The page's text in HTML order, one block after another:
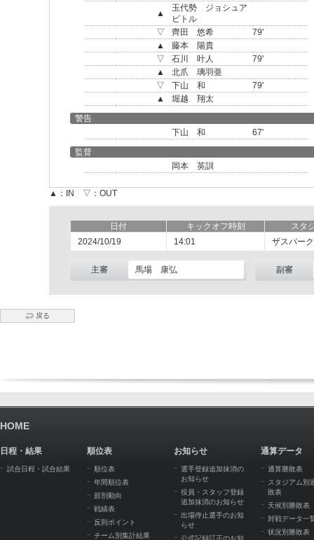
▲
玉代勢 ジョシュア
ビトル
▽
齊田 悠希
79'
▲
藤本 陽貴
▽
石川 叶人
79'
▲
北爪 璃羽亜
▽
下山 和
79'
▲
堀越 翔太
警告
下山 和
67'
監督
岡本 英訓
▲：IN ▽：OUT
日付 キックオフ時刻
スタ
2024/10/19
14:01 ザスパーク
主審 馬場 康弘 副審
戻る
HOME
日程・結果
試合日程・試合結果
順位表
順位表
年間順位表
節別動向
戦績表
反則ポイント
チーム別集計結果
お知らせ
選手登録追加抹消の
お知らせ
役員・スタッフ登録
追加抹消のお知らせ
出場停止選手のお知
らせ
公式記録訂正のお知
通算データ
通算勝敗表
スタジアム別
敗表
天候別勝敗表
対戦データ一
状況別勝敗表